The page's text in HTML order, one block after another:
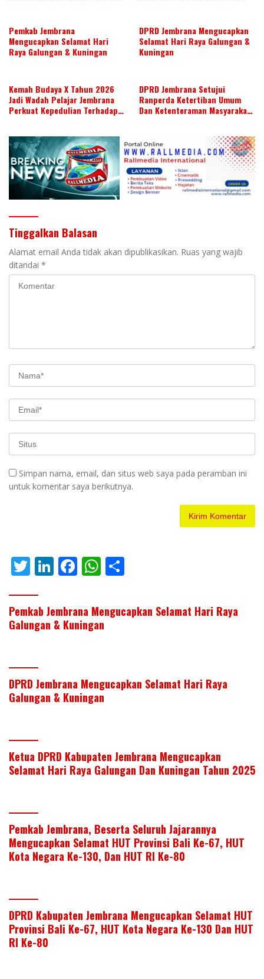
Pemkab Jembrana
Mengucapkan Selamat Hari
Raya Galungan & Kuningan
DPRD Jembrana Mengucapkan
Selamat Hari Raya Galungan &
Kuningan
Kemah Budaya X Tahun 2026
Jadi Wadah Pelajar Jembrana
Perkuat Kepedulian Terhadap
DPRD Jembrana Setujui
Ranperda Ketertiban Umum
Dan Ketenteraman Masyarakat
Tinggalkan Balasan
Alamat email Anda tidak akan dipublikasikan. Ruas yang wajib
ditandai *
Simpan nama, email, dan situs web saya pada peramban ini
untuk komentar saya berikutnya.
T
itt
er
Li
k
e
F
e
b
k
W
at
s
p
ar
e
Pemkab Jembrana Mengucapkan Selamat Hari Raya
Galungan & Kuningan
DPRD Jembrana Mengucapkan Selamat Hari Raya
Galungan & Kuningan
Ketua DPRD Kabupaten Jembrana Mengucapkan
Selamat Hari Raya Galungan Dan Kuningan Tahun 2025
Pemkab Jembrana, Beserta Seluruh Jajarannya
Mengucapkan Selamat HUT Provinsi Bali Ke-67, HUT
Kota Negara Ke-130, Dan HUT RI Ke-80
DPRD Kabupaten Jembrana Mengucapkan Selamat HUT
Provinsi Bali Ke-67, HUT Kota Negara Ke-130 Dan HUT
RI Ke-80